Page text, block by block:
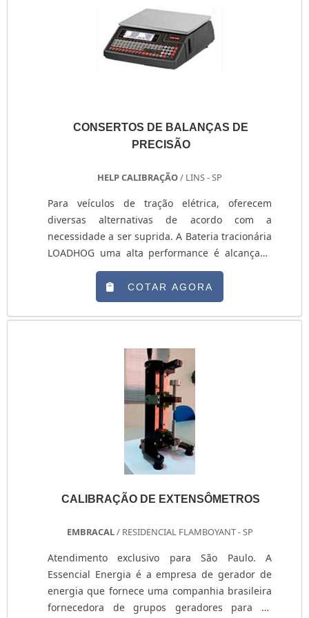
CONSERTOS DE BALANÇAS DE
PRECISÃO
HELP CALIBRAÇÃO/ LINS - SP
Para veículos de tração elétrica, oferecem
diversas alternativas de acordo com a
necessidade a ser suprida. A Bateria tracionária
LOADHOG uma alta performance é alcançada
com a linha de baterias LOADHOG que em suas
versões de placas de 100 Ah e 140 Ah superam
em até 18% a densidade de energia das
baterias do mercado. ....
COTAR AGORA
CALIBRAÇÃO DE EXTENSÔMETROS
EMBRACAL/ RESIDENCIAL FLAMBOYANT - SP
Atendimento exclusivo para São Paulo. A
Essencial Energia é a empresa de gerador de
energia que fornece uma companhia brasileira
fornecedora de grupos geradores para os